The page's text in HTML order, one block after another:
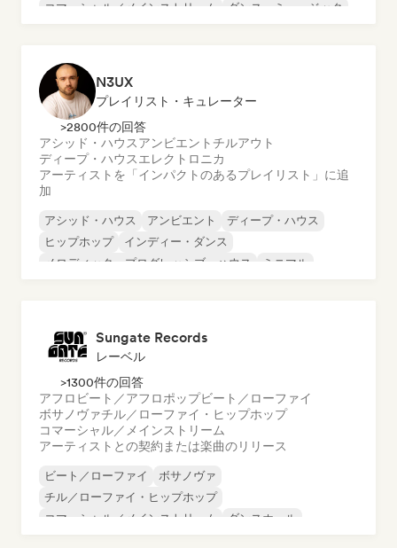
コマーシャル／メインストリーム
ダンス・ミュージック
N3UX
プレイリスト・キュレーター
>2800件の回答
アシッド・ハウスアンビエント チルアウト
ディープ・ハウスエレクトロニカ
アーティストを「インパクトのあるプレイリスト」に追
加
アシッド・ハウス アンビエント
ディープ・ハウス
ヒップホップ
インディー・ダンス
メロディック・プログレッシブ・ハウス
ミニマル
Sungate Records
レーベル
>1300件の回答
アフロビート／アフロポップビート／ローファイ
ボサノヴァチル／ローファイ・ヒップホップ
コマーシャル／メインストリーム
アーティストとの契約または楽曲のリリース
ビート／ローファイ
ボサノヴァ
チル／ローファイ・ヒップホップ
コマーシャル／メインストリーム
ダンスホール